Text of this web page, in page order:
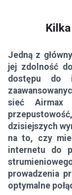
Jedną z
jej zdolność
dostępu do
sieć Airmax
dzisiejszych
na to, czy
internetu do
prowadzenia
optymalne